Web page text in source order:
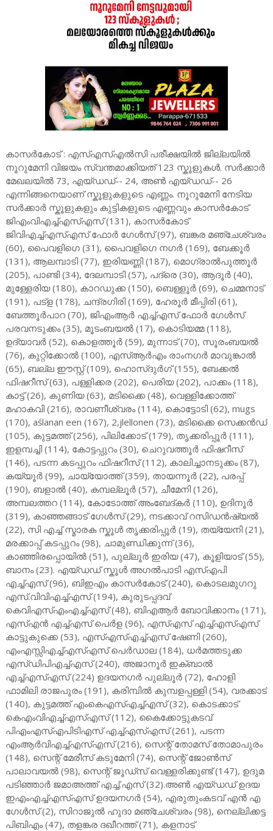
കാസർകോട് : എസ്എസ്എൽസി പരീക്ഷയിൽ ജില്ലയിൽ
നൂറുമേനി വിജയം സ്വന്തമാക്കിയത് 123 സ്കൂളുകൾ. സർക്കാർ
മേഖലയിൽ 73, എയ്ഡഡ്-- 24, അൺ എയ്ഡഡ്-- 26
എന്നിങ്ങനെയാണ് സ്കൂളുകളുടെ എണ്ണം. നൂറുമേനി നേടിയ
സർക്കാർ സ്കൂളുകളും കുട്ടികളുടെ എണ്ണവും കാസർകോട്
ജിഎംവിഎച്ച്എസ്എസ് (131), കാസർകോട്
ജിവിഎച്ച്എസ്എസ് ഫോർ ഗേൾസ് (97), ബങ്കര മഞ്ചേശ്വരം
(60), പൈവളിഗെ (31), പൈവളിഗെ നഗർ (169), ബേക്കൂർ
(131), ആലമ്പാടി (77), ഇരിയണ്ണി (187), മൊഗ്രാൽപുത്തൂർ
(205), പാണ്ടി (34), ദേലമ്പാടി (57), പദ്രെ (30), ആദൂർ (40),
മുള്ളേരിയ (180), കാറഡുക്ക (150), ബെള്ളൂർ (69), ചെമ്മനാട്
(191), പട്ള (178), ചന്ദ്രഗിരി (169), ഹേരൂർ മീപ്പിരി (61),
ബേത്തൂർപാറ (70), ജിഎംആർ എച്ച്എസ് ഫോർ ഗേൾസ്
പരവനടുക്കം (35), മൂടംബയൽ (17), കൊടിയമ്മ (118),
ഉദ്യാവർ (52), കൊളത്തൂർ (59), മുന്നാട് (70), സൂരംബയൽ
(76), കുറ്റിക്കോൽ (100), എസ്ആർഎം രാംനഗർ മാവുങ്കാൽ
(65), ബല്ല ഈസ്റ്റ് (109), ഹൊസ്ദുർഗ് (155), ബേക്കൽ
ഫിഷറീസ് (63), പള്ളിക്കര (202), പെരിയ (202), പാക്കം (118),
കാട്ട് (26), കുണിയ (63), മടിക്കൈ (48), വെള്ളിക്കോത്ത്
മഹാകവി (216), രാവണീശ്വരം (114), കൊട്ടോടി (62), mugs
(170), aślanan een (167), 2,jlellonen (73), മടിക്കൈ സെക്കൻഡ്
(105), കുട്ടമത്ത് (256), പിലിക്കോട് (179), തൃക്കരിപ്പൂർ (111),
ഇളമ്പച്ചി (114), കോട്ടപ്പുറം (30), ചെറുവത്തൂർ ഫിഷറീസ്
(146), പടന്ന കടപ്പുറം ഫിഷറീസ് (112), കാലിച്ചാനടുക്കം (87),
കയ്യൂർ (99), ചായ്യോത്ത് (359), തായന്നൂർ (22), പരപ്പ്
(190), ബളാൽ (40), കമ്പല്ലൂർ (57), ചീമേനി (126),
അമ്പലത്തറ (114), കോടോത്ത് അംബേദ്കർ (110), ഉദിനൂർ
(319), കാഞ്ഞങ്ങാട് ഗേൾസ് (29), നടക്കാവ് റസിഡൻഷ്യൽ
(22), സി എച്ച് സ്മാരക സ്കൂൾ തൃക്കരിപ്പൂർ (19), തയ്യേനി (21),
മരക്കാപ്പ് കടപ്പുറം (98), ചാമുണ്ഡിക്കുന്ന് (36),
കാഞ്ഞിരപ്പൊയിൽ (51), പുല്ലൂർ ഇരിയ (47), കൂളിയാട് (55),
ബാനം (23). എയ്ഡഡ് സ്കൂൾ അഗൽപാടി എസ്എപി
എച്ച്എസ് (96), ബിഇഎം കാസർകോട് (240), കൊടലമുഗറു
എസ്.വിവിഎച്ച്എസ് (194), കുരുടപ്പദവ്
കെവിഎസ്എംഎച്ച്എസ് (48), ബിഎആർ ബോവിക്കാനം (171),
എസ്എൻ എച്ച്എസ് പെർള (96), എസ്എസ് എച്ച്എസ്എസ്
കാട്ടുകുക്കെ (53), എസ്എസ്എച്ച്എസ് ഷേണി (260),
എംഎസ്സിഎച്ച്എസ്എസ് പെർഡാല (184), ധർമത്തടുക്ക
എസ്ഡിപിഎച്ച്എസ് (240), അജാനൂർ ഇക്ബാൽ
എച്ച്എസ്എസ് (224) ഉദയനഗർ പുല്ലൂർ (72), ഹോളി
ഫാമിലി രാജപുരം (191), കരിമ്പിൽ കുമ്പളപ്പള്ളി (54), വരക്കാട്
(140), കുട്ടമത്ത് എംകെഎസ്എച്ച്എസ് (32), കൊടക്കാട്
കെഎംവിഎച്ച്എസ്എസ് (112), കൈക്കോട്ടുകടവ്
പിഎംഎസ്എപിടിഎസ് എച്ച്എസ്എസ് (261), പടന്ന
എംആർവിഎച്ച്എസ്എസ് (216), സെന്റ് തോമസ് തോമാപുരം
(148), സെന്റ് മേരീസ് കടുമേനി (74), സെന്റ് ജോൺസ്
പാലാവയൽ (98), സെന്റ് ജൂഡ്സ് വെള്ളരിക്കുണ്ട് (147), ഉദുമ
പടിഞ്ഞാർ ജമാഅത്ത് എച്ച്.എസ് (32).അൺ എയ്ഡഡ് ഉദയ
ഇഎംഎച്ച്എസ്എസ് ഉദയനഗർ (54), എരുതുംകടവ് എൻ എ
ഗേൾസ് (2), സിറാജുൽ ഹുദാ മഞ്ചേശ്വരം (98), നെല്ലിക്കട്ട
പിബിഎം (47), തളങ്കര ദഖീറത്ത് (71), കളനാട്